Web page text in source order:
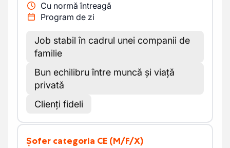
Cu normă întreagă
Program de zi
Job stabil în cadrul unei companii de
familie
Bun echilibru între muncă și viață
privată
Clienți fideli
Șofer categoria CE (M/F/X)